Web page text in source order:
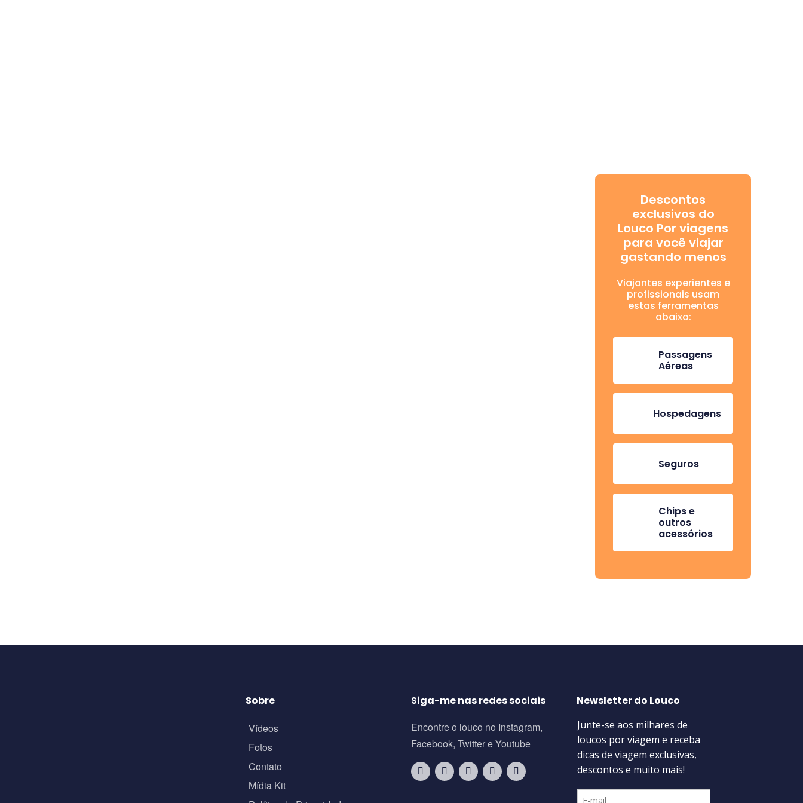
Descontos
exclusivos do
Louco Por viagens
para você viajar
gastando menos
Viajantes experientes e
profissionais usam
estas ferramentas
abaixo:
Passagens
Aéreas
Hospedagens
Seguros
Chips e
outros
acessórios
Sobre
Vídeos
Fotos
Contato
Mídia Kit
Siga-me nas redes sociais
Encontre o louco no Instagram,
Facebook, Twitter e Youtube
Newsletter do Louco